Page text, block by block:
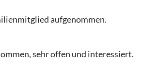
aufgenommen.
sehr offen und interessiert.